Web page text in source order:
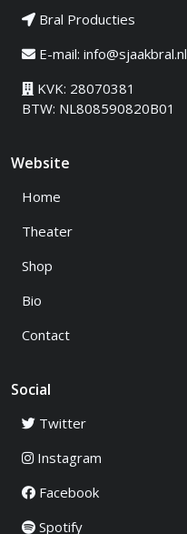
Bral Producties
E-mail: info@sjaakbral.nl
KVK: 28070381
BTW: NL808590820B01
Website
Home
Theater
Shop
Bio
Contact
Social
Twitter
Instagram
Facebook
Spotify